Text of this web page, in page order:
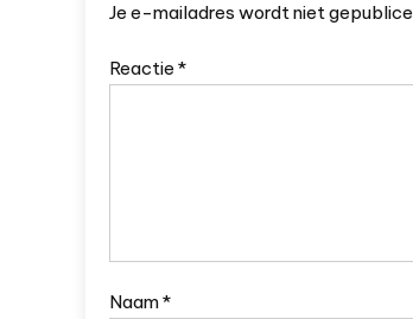
Je e-mailadres wordt niet
Reactie *
Naam*